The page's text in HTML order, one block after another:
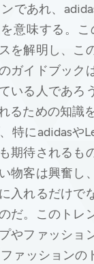
であれ、
意味する。
を解明し、こ
ガイドブック
いる人であろ
るための知識
特にadidasや
期待されるも
物客は興奮し
入れるだけで
だ。このトレ
やファッショ
ァッションの